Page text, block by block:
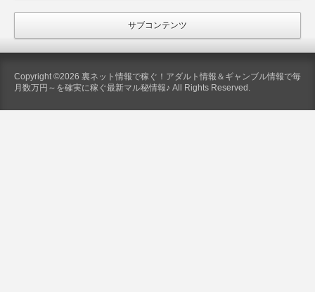
サブコンテンツ
Copyright ©2026 裏ネット情報で稼ぐ！アダルト情報＆ギャンブル情報で毎
月数万円～を確実に稼ぐ最新マル秘情報♪ All Rights Reserved.